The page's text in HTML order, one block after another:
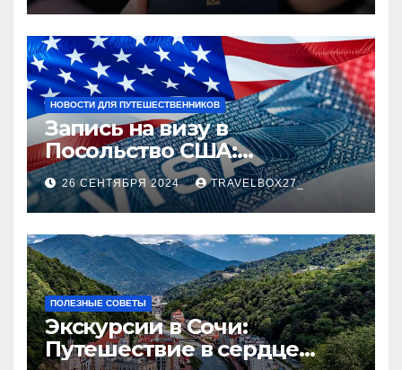
НОВОСТИ ДЛЯ ПУТЕШЕСТВЕННИКОВ
Запись на визу в
Посольство США:
Пошаговое руководство
26 СЕНТЯБРЯ 2024 TRAVELBOX27_
ПОЛЕЗНЫЕ СОВЕТЫ
Экскурсии в Сочи:
Путешествие в сердце